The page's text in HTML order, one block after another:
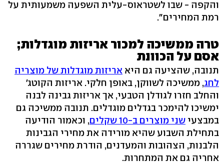
והקפה - שבו לשטראוס-עלית השפעה משמעותית על
רמת המחירים".
טרה ממשיכה למכור אריזות מוגדלות;
אסם על הכוונת
תנובה, שהציעה גם היא אריזות מוגדלות של מוצריה
לחג, ממשיכה לשווקן, באופן חלקי. אריזות הקוטג'
והחלב חזרו לגודלן הטבעי, אך אריזות גבינה לבנה
ימשיכו להימכר בגדלים מוגדלים. תנובה ממשיכה גם
במבצעי שני מוצרים ב-10 שקלים
, וכאמור הודיעה
בתחילת השבוע שהיא מורידה את מחירי הגבינות
הלבנות, הצהובות והמעדנים, הודרת מחירים שגררה
אחריה גם את המתחרות.